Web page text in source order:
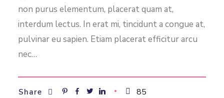
non purus elementum, placerat quam at,
interdum lectus. In erat mi, tincidunt a congue at,
pulvinar eu sapien. Etiam placerat efficitur arcu
nec…
Share 85